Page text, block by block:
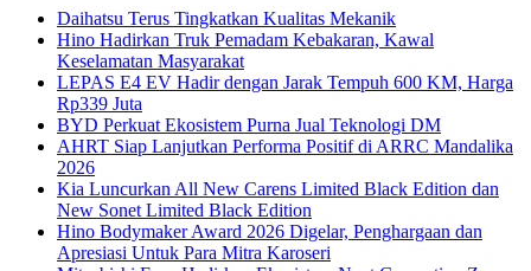
Daihatsu Terus Tingkatkan Kualitas Mekanik
Hino Hadirkan Truk Pemadam Kebakaran, Kawal
Keselamatan Masyarakat
LEPAS E4 EV Hadir dengan Jarak Tempuh 600 KM, Harga
Rp339 Juta
BYD Perkuat Ekosistem Purna Jual Teknologi DM
AHRT Siap Lanjutkan Performa Positif di ARRC Mandalika
2026
Kia Luncurkan All New Carens Limited Black Edition dan
New Sonet Limited Black Edition
Hino Bodymaker Award 2026 Digelar, Penghargaan dan
Apresiasi Untuk Para Mitra Karoseri